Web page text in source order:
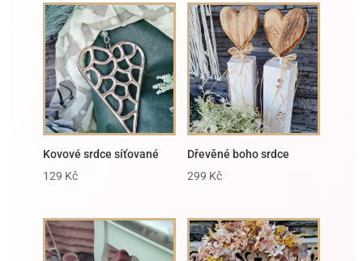
Kovové srdce síťované
129 Kč
Dřevěné boho srdce
299 Kč